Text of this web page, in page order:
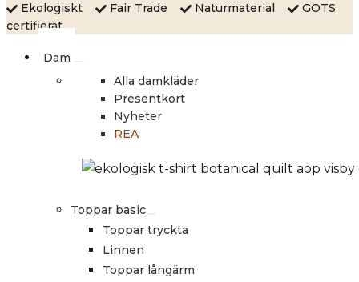
Ekologiskt Fair Trade Naturmaterial
GOTS
certifierat
Dam
Alla damkläder
Presentkort
Nyheter
REA
Toppar basic
Toppar tryckta
Linnen
Toppar långärm